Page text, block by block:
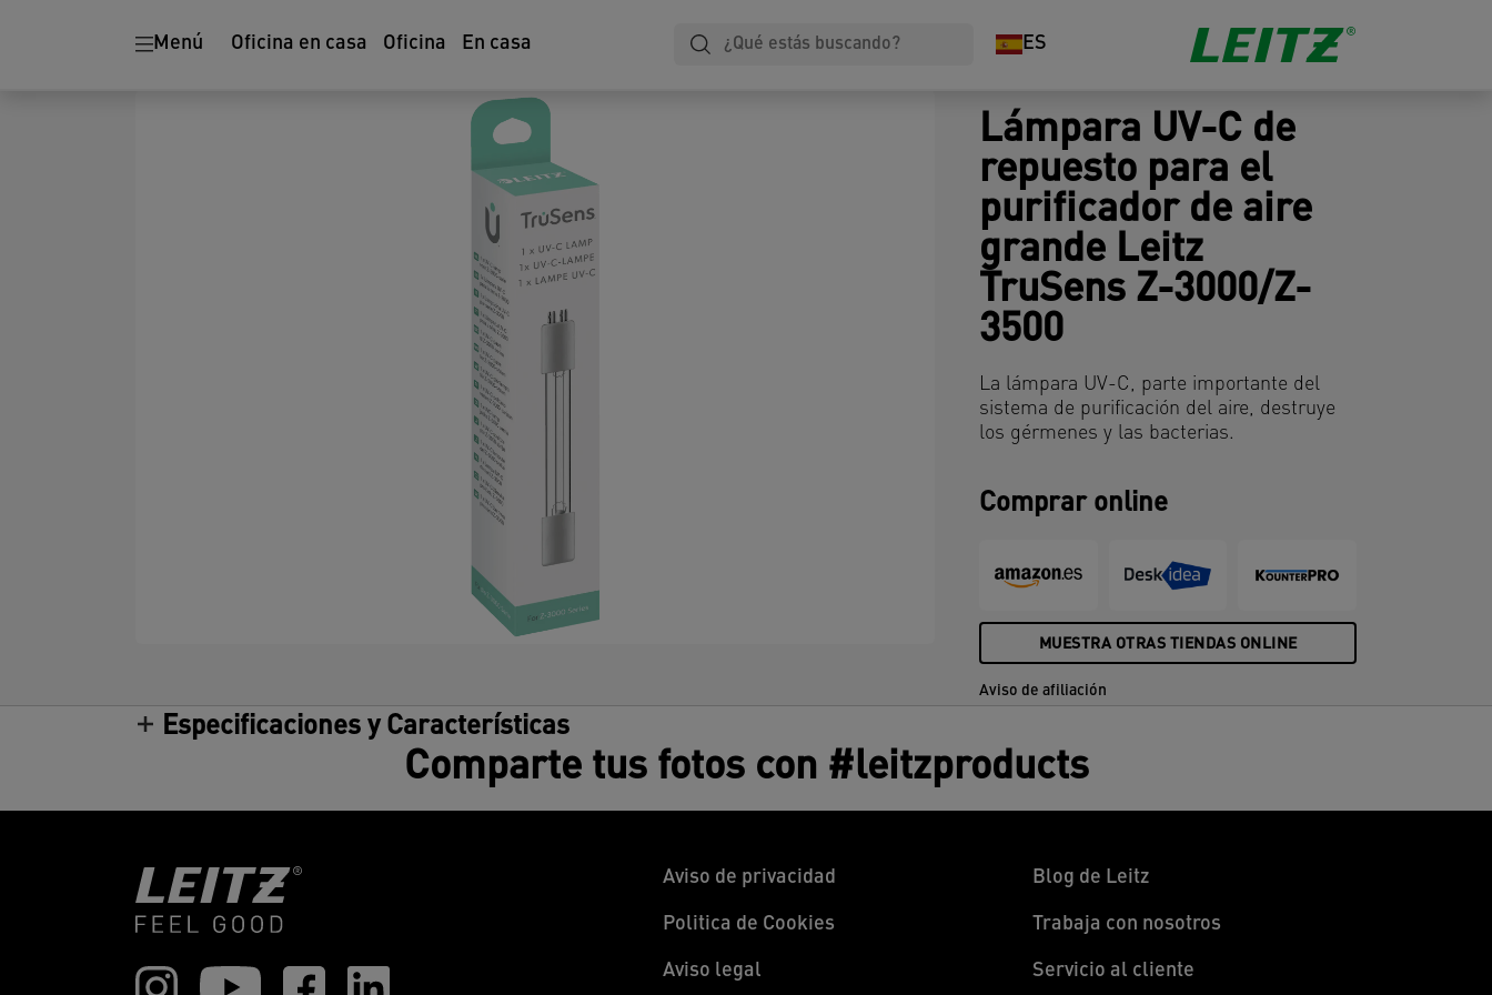
Menú Oficina en casa Oficina En casa ES
Lámpara UV-C de
repuesto para el
purificador de aire
grande Leitz
TruSens Z-3000/Z-
3500
La lámpara UV-C, parte importante del
sistema de purificación del aire, destruye
los gérmenes y las bacterias.
Comprar online
MUESTRA OTRAS TIENDAS ONLINE
Aviso de afiliación
Especificaciones y Características
Comparte tus fotos con #leitzproducts
Aviso de privacidad
Politica de Cookies
Aviso legal
Blog de Leitz
Trabaja con nosotros
Servicio al cliente